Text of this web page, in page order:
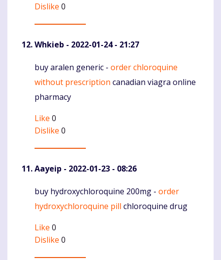
Dislike 0
Whkieb - 2022-01-24 - 21:27
Komentaras
buy aralen generic - order chloroquine
without prescription canadian viagra online
pharmacy
Like 0
Dislike 0
Aayeip - 2022-01-23 - 08:26
Komentaras
buy hydroxychloroquine 200mg - order
hydroxychloroquine pill chloroquine drug
Like 0
Dislike 0